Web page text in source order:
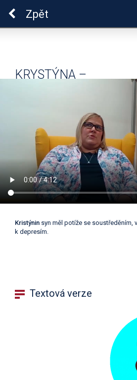
Zpět
KRYSTÝNA –
Kristýnin syn měl potíže se soustředěním,
k depresím.
Textová verze